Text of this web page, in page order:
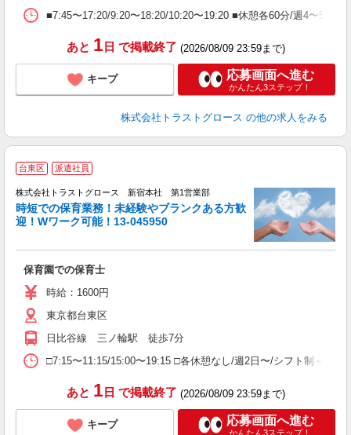
■7:45〜17:20/9:20〜18:20/10:20〜19:20 ■休憩各60分/週4〜5
あと 1日 で掲載終了 (2026/08/09 23:59まで)
キープ 応募画面へ進む
かんたん3ステップ！
株式会社トラストグロース の他の求人をみる
台東区 派遣社員
株式会社トラストグロース 新宿本社 第1営業部
時短での保育業務！未経験やブランクある方歓
迎！Wワーク可能！13-045950
保育園での保育士
時給：1600円
東京都台東区
日比谷線 三ノ輪駅 徒歩7分
□7:15〜11:15/15:00〜19:15 □各休憩なし/週2日〜/シフト制＜日
あと 1日 で掲載終了 (2026/08/09 23:59まで)
キープ 応募画面へ進む
かんたん3ステップ！